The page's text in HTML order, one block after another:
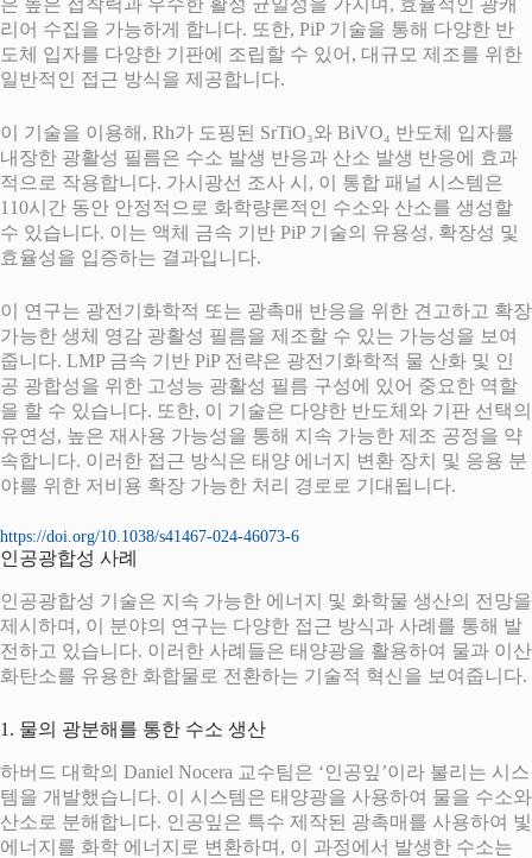
은 높은 접착력과 우수한 활성 균일성을 가지며, 효율적인 광캐
리어 수집을 가능하게 합니다. 또한, PiP 기술을 통해 다양한 반
도체 입자를 다양한 기판에 조립할 수 있어, 대규모 제조를 위한
일반적인 접근 방식을 제공합니다.
이 기술을 이용해, Rh가 도핑된 SrTiO₃와 BiVO₄ 반도체 입자를
내장한 광활성 필름은 수소 발생 반응과 산소 발생 반응에 효과
적으로 작용합니다. 가시광선 조사 시, 이 통합 패널 시스템은
110시간 동안 안정적으로 화학량론적인 수소와 산소를 생성할
수 있습니다. 이는 액체 금속 기반 PiP 기술의 유용성, 확장성 및
효율성을 입증하는 결과입니다.
이 연구는 광전기화학적 또는 광촉매 반응을 위한 견고하고 확장
가능한 생체 영감 광활성 필름을 제조할 수 있는 가능성을 보여
줍니다. LMP 금속 기반 PiP 전략은 광전기화학적 물 산화 및 인
공 광합성을 위한 고성능 광활성 필름 구성에 있어 중요한 역할
을 할 수 있습니다. 또한, 이 기술은 다양한 반도체와 기판 선택의
유연성, 높은 재사용 가능성을 통해 지속 가능한 제조 공정을 약
속합니다. 이러한 접근 방식은 태양 에너지 변환 장치 및 응용 분
야를 위한 저비용 확장 가능한 처리 경로로 기대됩니다.
https://doi.org/10.1038/s41467-024-46073-6
인공광합성 사례
인공광합성 기술은 지속 가능한 에너지 및 화학물 생산의 전망을
제시하며, 이 분야의 연구는 다양한 접근 방식과 사례를 통해 발
전하고 있습니다. 이러한 사례들은 태양광을 활용하여 물과 이산
화탄소를 유용한 화합물로 전환하는 기술적 혁신을 보여줍니다.
1. 물의 광분해를 통한 수소 생산
하버드 대학의 Daniel Nocera 교수팀은 ‘인공잎’이라 불리는 시스
템을 개발했습니다. 이 시스템은 태양광을 사용하여 물을 수소와
산소로 분해합니다. 인공잎은 특수 제작된 광촉매를 사용하여 빛
에너지를 화학 에너지로 변환하며, 이 과정에서 발생한 수소는